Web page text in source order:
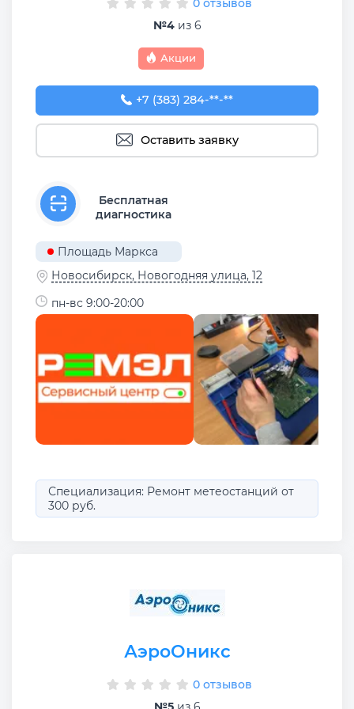
0 отзывов
№4из 6
Акции
+7 (383) 284-12-57
+7 (383) 284-**-**
Оставить заявку
Бесплатная
диагностика
Площадь Маркса
Новосибирск, Новогодняя улица, 12
пн-вс 9:00-20:00
Специализация: Ремонт метеостанций от
300 руб.
АэроОникс
0 отзывов